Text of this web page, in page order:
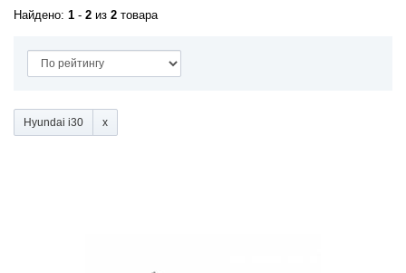
Найдено: 1 - 2 из 2 товара
Hyundai i30